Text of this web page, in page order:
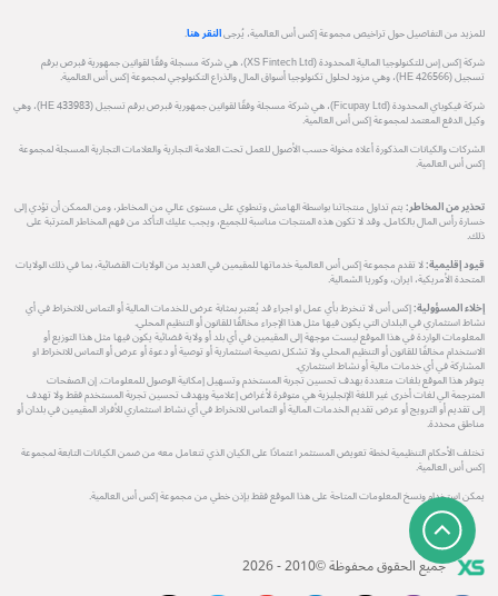
للمزيد من التفاصيل حول تراخيص مجموعة إكس أس العالمية، يُرجىالنقر هنا.
شركة إكس إس للتكنولوجيا المالية المحدودة (XS Fintech Ltd)، هي شركة مسجلة وفقًا لقوانين جمهورية قبرص برقم
تسجيل (HE 426566)، وهي مزود لحلول تكنولوجيا أسواق المال والذراع التكنولوجي لمجموعة إكس أس العالمية.
شركة فيكوباي المحدودة (Ficupay Ltd)، هي شركة مسجلة وفقًا لقوانين جمهورية قبرص برقم تسجيل (HE 433983)، وهي
وكيل الدفع المعتمد لمجموعة إكس أس العالمية.
الشركات والكيانات المذكورة أعلاه مخولة حسب الأصول للعمل تحت العلامة التجارية والعلامات التجارية المسجلة لمجموعة
إكس أس العالمية.
تحذير من المخاطر:يتم تداول منتجاتنا بواسطة الهامش وتنطوي على مستوى عالي من المخاطر، ومن الممكن أن تؤدي إلى
خسارة رأس المال بالكامل. وقد لا تكون هذه المنتجات مناسبة للجميع، ويجب عليك التأكد من فهم المخاطر المترتبة على
ذلك.
قيود إقليمية:لا تقدم مجموعة إكس أس العالمية خدماتها للمقيمين في العديد من الولايات القضائية، بما في ذلك الولايات
المتحدة الأمريكية، ايران، وكوريا الشمالية.
إخلاء المسؤولية:إكس أس لا تنخرط بأي عمل او اجراء قد يُعتبر بمثابة عرض للخدمات المالية أو التماس للانخراط في أي
نشاط استثماري في البلدان التي يكون فيها مثل هذا الإجراء مخالفًا للقانون أو التنظيم المحلي.
المعلومات الواردة في هذا الموقع ليست موجهة إلى المقيمين في أي بلد أو ولاية قضائية يكون فيها مثل هذا التوزيع أو
الاستخدام مخالفًا للقانون أو التنظيم المحلي ولا تشكل نصيحة استثمارية أو توصية أو دعوة أو عرض أو التماس للانخراط او
المشاركة في أي خدمات مالية أو نشاط استثماري.
يتوفر هذا الموقع بلغات متعددة بهدف تحسين تجربة المستخدم وتسهيل إمكانية الوصول للمعلومات. إن الصفحات
المترجمة الي لغات أخرى غير اللغة الإنجليزية هي متوفرة لأغراض إعلامية وبهدف تحسين تجربة المستخدم فقط ولا تهدف
إلى تقديم أو الترويج أو عرض تقديم الخدمات المالية أو التماس للانخراط في أي نشاط استثماري للأفراد المقيمين في بلدان أو
مناطق محددة.
تختلف الأحكام التنظيمية لخطة تعويض المستثمر اعتمادًا على الكيان الذي تتعامل معه من ضمن الكيانات التابعة لمجموعة
إكس أس العالمية.
يمكن استخدام ونسخ المعلومات المتاحة على هذا الموقع فقط بإذن خطي من مجموعة إكس أس العالمية.
جميع الحقوق محفوظة ©2010 - 2026